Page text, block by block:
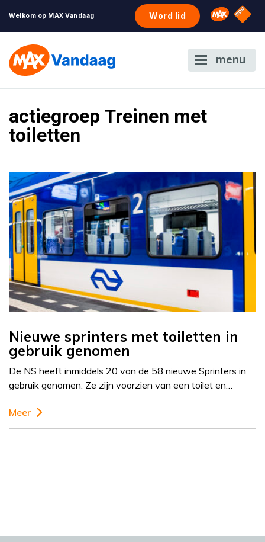
Welkom op MAX Vandaag Word lid Omroep
NPO
menu
actiegroep Treinen met
toiletten
Nieuwe sprinters met toiletten in
gebruik genomen
De NS heeft inmiddels 20 van de 58 nieuwe Sprinters in
gebruik genomen. Ze zijn voorzien van een toilet en…
Meer